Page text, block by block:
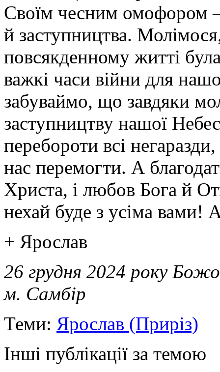
Своїм чесним омофором –
й заступництва.
повсякденному житті
важкі часи війни для
забуваймо, що завдяки
заступництву нашої
перебороти всі
нас перемогти. А
Христа, і любов Бога й
нехай буде з усіма вами!
+ Ярослав
26 грудня 2024 року
м. Самбір
Теми: Ярослав (Приріз)
Інші публікації за темою